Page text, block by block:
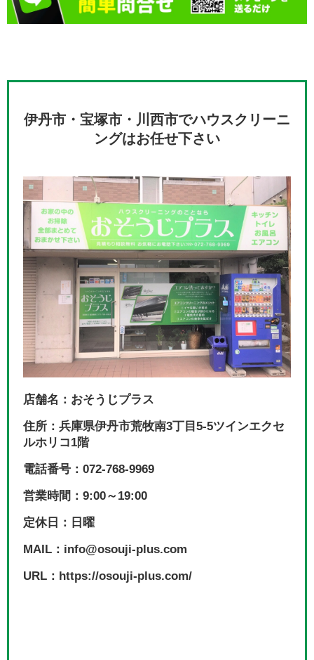
伊丹市・宝塚市・川西市でハウスクリーニ
ングはお任せ下さい
店舗名：おそうじプラス
住所：兵庫県伊丹市荒牧南3丁目5-5ツインエクセ
ルホリコ1階
電話番号：072-768-9969
営業時間：9:00～19:00
定休日：日曜
MAIL：info@osouji-plus.com
URL：https://osouji-plus.com/